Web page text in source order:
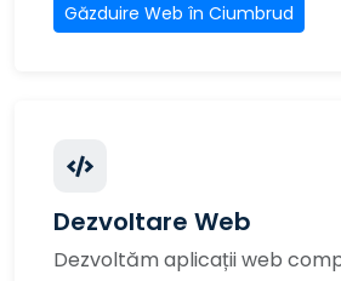
Găzduire Web în Ciumbrud
Dezvoltare Web
Dezvoltăm aplicații web